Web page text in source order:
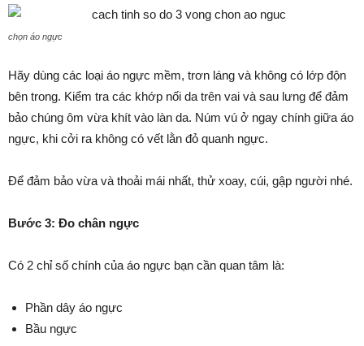
chọn áo ngực
Hãy dùng các loại áo ngực mềm, trơn láng và không có lớp độn
bên trong. Kiểm tra các khớp nối da trên vai và sau lưng để đảm
bảo chúng ôm vừa khít vào làn da. Núm vú ở ngay chính giữa áo
ngực, khi cởi ra không có vết lằn đỏ quanh ngực.
Để đảm bảo vừa và thoải mái nhất, thử xoay, cúi, gập người nhé.
Bước 3: Đo chân ngực
Có 2 chỉ số chính của áo ngực bạn cần quan tâm là:
Phần dây áo ngực
Bầu ngực